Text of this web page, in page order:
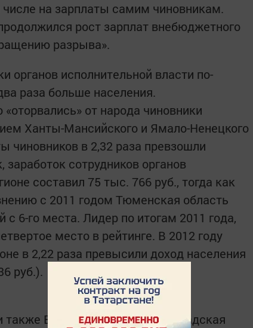
числе на зарплаты самим чиновникам.
рост зарплат внебюджетного
разрыва».
органов исполнительной власти по-
раза больше населения.
от народа чиновники
Ханты-Мансийского и Ямало-Ненецкого
чиновников в 2,32 раза превзошли
сотрудников органов
составил 75 тыс. 766 руб., тогда как
с 2011 годом Тюменская область
с 6-го места. Лидер по итогам 2011 года,
место в рейтинге. В 2012 году
в 2,22 раза превысили доход населения
руб.).
Волгоградская и Ленинградская